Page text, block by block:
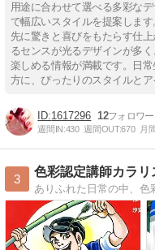
用途に合わせて選べる多彩な
で幅広いスタイルを提案しま
先に驚きと喜びをもたらす仕
るセンスが光るデザインが多
楽しめる情報が満載です。日
方に、ぴったりのスタイルとア
1617296 12
週間IN:430 週間OUT:670 月
3
色彩認定講師カラリ